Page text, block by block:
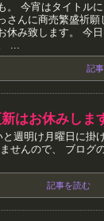
。 今宵はタイトル
さんに商売繁盛祈
休み致します。 今
...
記
はお休みしま
週明け月曜日に掛
せんので、 ブログ
記事を読む